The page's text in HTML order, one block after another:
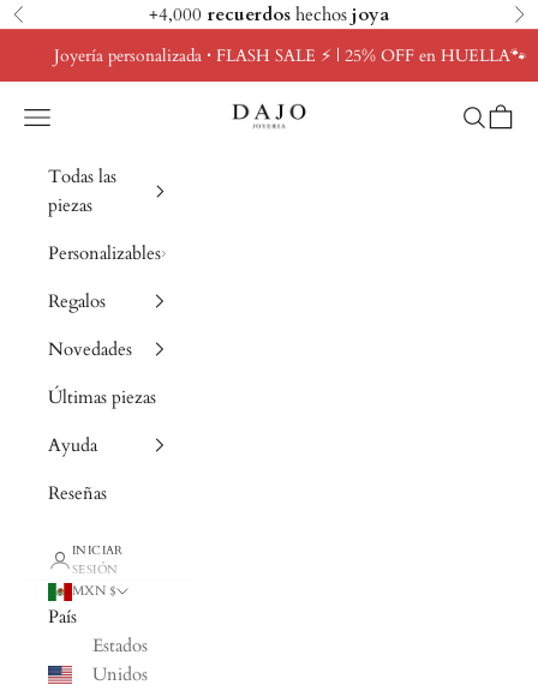
Ir al contenido
Anterior +4,000 recuerdos hechos joya
Joyería personalizada · FLASH SALE ⚡ | 25% OFF en HUELLA🐾
Dajo Joyeria
Abrir menú de navegación AbrirAbrir
Todas las
piezas
Personalizables
Regalos
Novedades
Últimas piezas
Ayuda
Reseñas
INICIAR
SESIÓN
MXN $
País
Estados
Unidos